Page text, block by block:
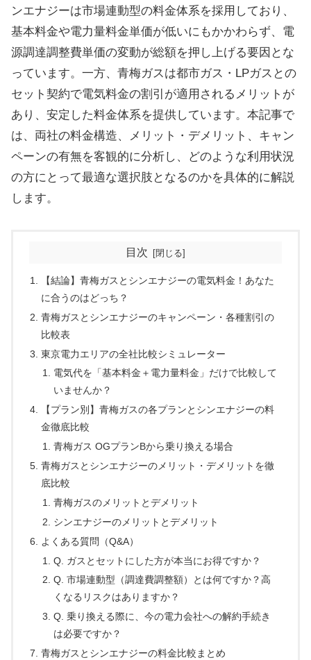
ンエナジーは市場連動型の料金体系を採用しており、
基本料金や電力量料金単価が低いにもかかわらず、電
源調達調整費単価の変動が総額を押し上げる要因とな
っています。一方、青梅ガスは都市ガス・LPガスとの
セット契約で電気料金の割引が適用されるメリットが
あり、安定した料金体系を提供しています。本記事で
は、両社の料金構造、メリット・デメリット、キャン
ペーンの有無を客観的に分析し、どのような利用状況
の方にとって最適な選択肢となるのかを具体的に解説
します。
目次
【結論】青梅ガスとシンエナジーの電気料金！あなた
に合うのはどっち？
青梅ガスとシンエナジーのキャンペーン・各種割引の
比較表
東京電力エリアの全社比較シミュレーター
電気代を「基本料金＋電力量料金」だけで比較して
いませんか？
【プラン別】青梅ガスの各プランとシンエナジーの料
金徹底比較
青梅ガス OGプランBから乗り換える場合
青梅ガスとシンエナジーのメリット・デメリットを徹
底比較
青梅ガスのメリットとデメリット
シンエナジーのメリットとデメリット
よくある質問（Q&A）
Q. ガスとセットにした方が本当にお得ですか？
Q. 市場連動型（調達費調整額）とは何ですか？高
くなるリスクはありますか？
Q. 乗り換える際に、今の電力会社への解約手続き
は必要ですか？
青梅ガスとシンエナジーの料金比較まとめ